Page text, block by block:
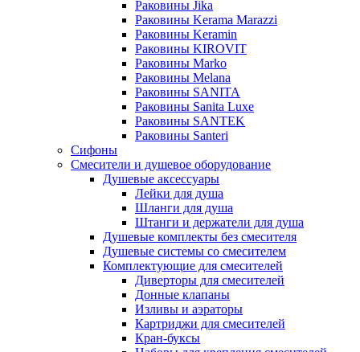
Раковины Jika
Раковины Kerama Marazzi
Раковины Keramin
Раковины KIROVIT
Раковины Marko
Раковины Melana
Раковины SANITA
Раковины Sanita Luxe
Раковины SANTEK
Раковины Santeri
Сифоны
Смесители и душевое оборудование
Душевые аксессуары
Лейки для душа
Шланги для душа
Штанги и держатели для душа
Душевые комплекты без смесителя
Душевые системы со смесителем
Комплектующие для смесителей
Диверторы для смесителей
Донные клапаны
Изливы и аэраторы
Картриджи для смесителей
Кран-буксы